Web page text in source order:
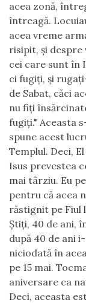
acea zonă,
întreagă.
acea vreme
risipit, şi despre
cei care sunt în
ci fugiţi, şi
de Sabat, căci
nu fiţi
fugiţi." Aceasta
spune acest
Templul. Deci,
Isus prevestea
mai târziu. Eu
pentru că acea
răstignit pe Fiul
Ştiţi, 40 de ani,
după 40 de ani
niciodată în
pe 15 mai.
aniversare ca
Deci, aceasta